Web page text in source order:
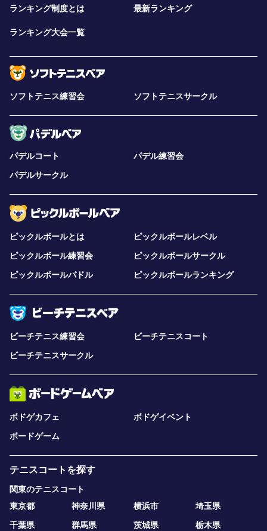
ランキング制度とは 最新ランキング
ランキング大会一覧
ソフトテニス練習会 ソフトテニスサークル
パデルコート
パデル練習会
パデルサークル
ピックルボールとは
ピックルボールレベル
ピックルボール練習会
ピックルボールサークル
ピックルボールパドル
ピックルボールランキング
ビーチテニス練習会
ビーチテニスコート
ビーチテニスサークル
ボドゲカフェ
ボドゲイベント
ボードゲーム
テニスコートを探す
関東のテニスコート
東京都
神奈川県 横浜市
埼玉県
千葉県
群馬県 茨城県 栃木県